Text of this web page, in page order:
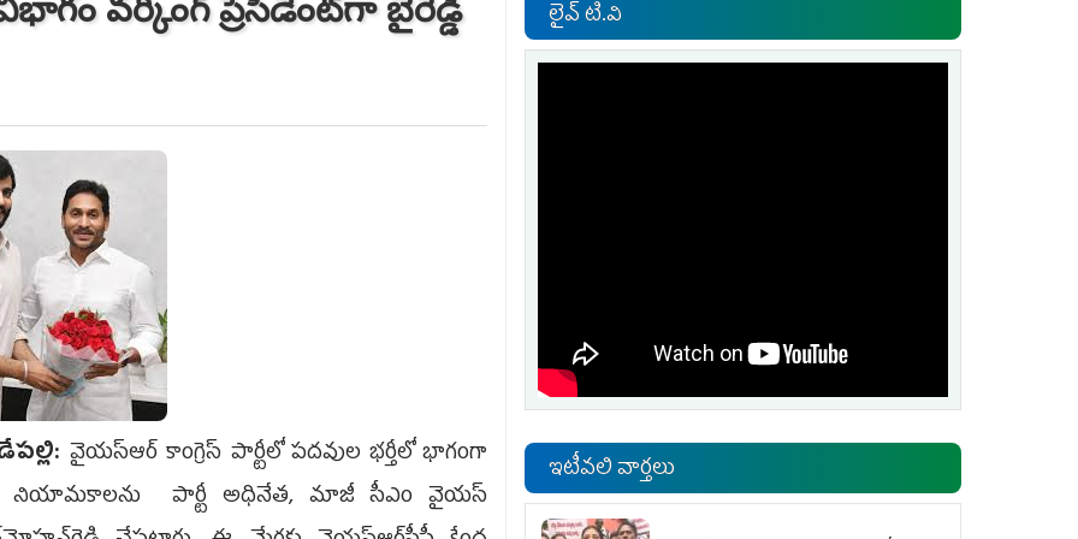
వర్కింగ్‌ ప్రెసిడెంట్‌గా బైరెడ్డి
వైయ‌స్ఆర్ కాంగ్రెస్‌ పార్టీలో పదవుల భర్తీలో భాగంగా
నియామకాలను పార్టీ అధినేత, మాజీ సీఎం వైయ‌స్‌
లైవ్ టి.వి
ఇటీవలి వార్తలు